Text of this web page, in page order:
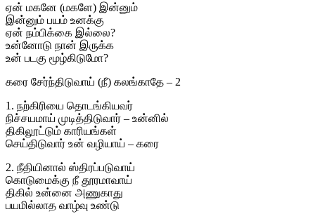
ஏன் மகனே (மகளே) இன்னும்
இன்னும் பயம் உனக்கு
ஏன் நம்பிக்கை இல்லை?
உன்னோடு நான் இருக்க
உன் படகு மூழ்கிடுமோ?
கரை சேர்ந்திடுவாய் (நீ) கலங்காதே – 2
1. நற்கிரியை தொடங்கியவர்
நிச்சயமாய் முடித்திடுவார் – உன்னில்
திகிலூட்டும் காரியங்கள்
செய்திடுவார் உன் வழியாய் – கரை
2. நீதியினால் ஸ்திரப்படுவாய்
கொடுமைக்கு நீ தூரமாவாய்
திகில் உன்னை அணுகாது
பயமில்லாத வாழ்வு உண்டு